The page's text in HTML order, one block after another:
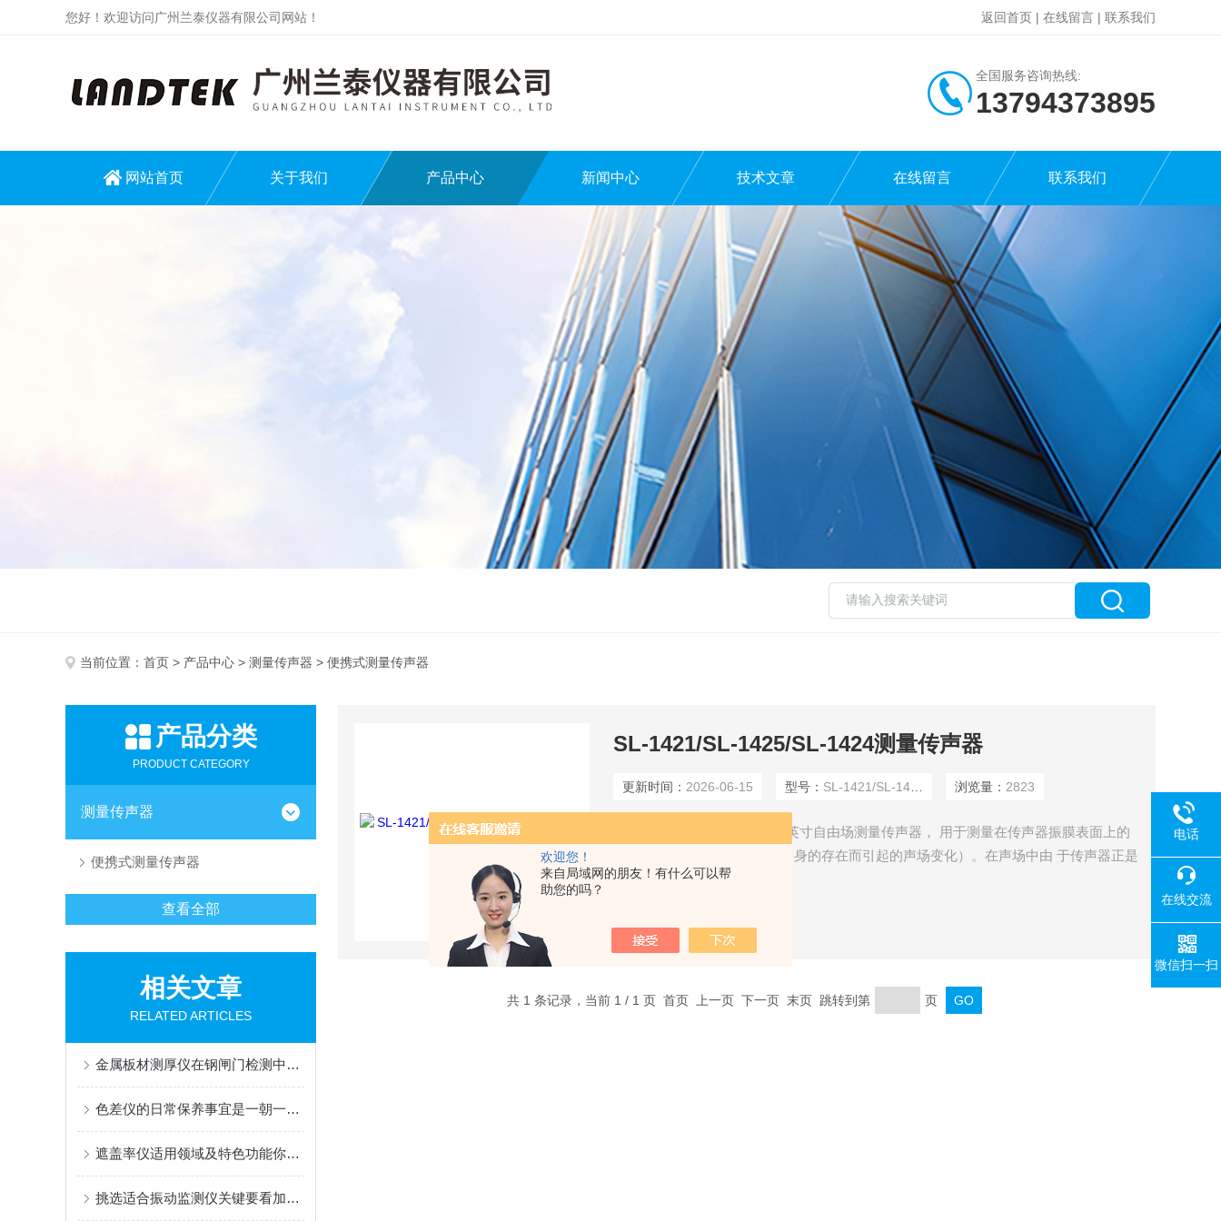
欢迎您！
来自局域网的朋友！有什么可以帮
助您的吗？
您好！欢迎访问广州兰泰仪器有限公司网站！ 返回首页 | 在线留言 | 联系我们
全国服务咨询热线:
13794373895
网站首页 关于我们 产品中心 新闻中心 技术文章 在线留言 联系我们
当前位置： 首页 > 产品中心 > 测量传声器 > 便携式测量传声器
产品分类
PRODUCT CATEGORY
测量传声器
便携式测量传声器
查看全部
相关文章
RELATED ARTICLES
金属板材测厚仪在钢闸门检测中的运用
色差仪的日常保养事宜是一朝一夕的
遮盖率仪适用领域及特色功能你都做了充分了解准备么
挑选适合振动监测仪关键要看加速传感器构造和四线制内置电荷放大加速传感器
SL-1421/SL-1425/SL-1424测量传声器
更新时间： 2026-06-15 型号： SL-1421/SL-1425/SL-1424 浏览量： 2823
SL1421传声器是预极化的1/2英寸自由场测量传声器， 用于测量在传声器振膜表面上的
实际声压（包括因为 传声器自身的存在而引起的声场变化）。在声场中由 于传声器正是
针对这一特性，对传声器频响进行调整， 以补偿它在声场中对高频声压造成的误差。
共 1 条记录，当前 1 / 1 页 首页 上一页 下一页 末页 跳转到第 页
电话
在线交流
微信扫一扫